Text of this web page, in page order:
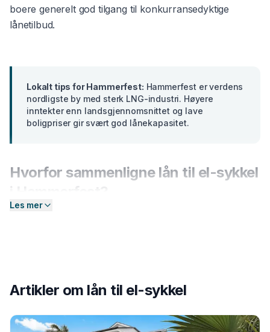
boere generelt god tilgang til konkurransedyktige
lånetilbud.
Lokalt tips forHammerfest: Hammerfest er verdens
nordligste by med sterk LNG-industri. Høyere
inntekter enn landsgjennomsnittet og lave
boligpriser gir svært god lånekapasitet.
Hvorfor sammenligne lån til el-sykkel
Hammerfest
Banker i
sammenligne aktuelle tilbud og finne det som passer
Les mer
Artikler om lån til el-sykkel